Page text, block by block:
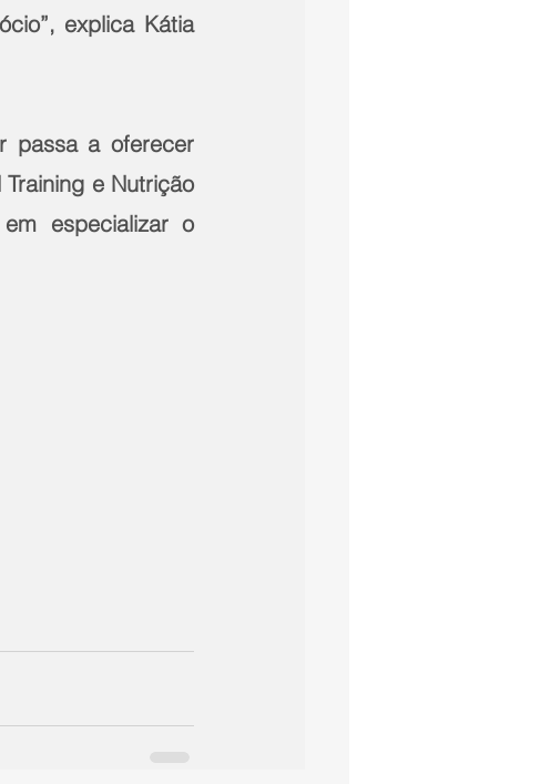
explica Kátia
passa a oferecer
e Nutrição
especializar o